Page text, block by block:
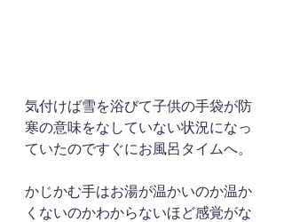
気付けば雪を浴びて子供の手袋が防
寒の意味をなしていない状況になっ
ていたのですぐにお風呂タイムへ。
かじかむ手はお湯が温かいのか温か
くないのかわからないほど感覚がな